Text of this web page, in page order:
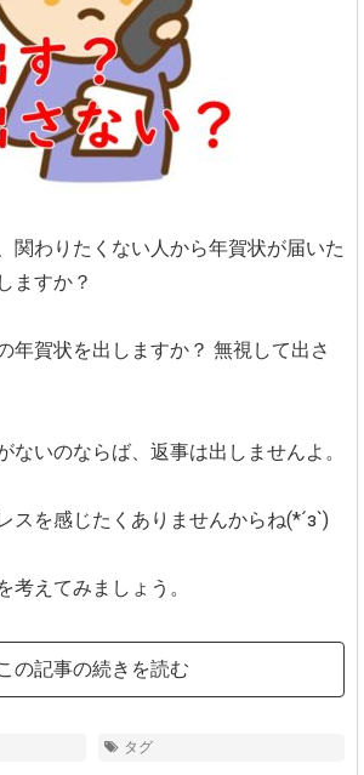
関わりたくない人から年賀状が届いた
ますか？
年賀状を出しますか？ 無視して出さ
ないのならば、返事は出しませんよ。
スを感じたくありませんからね(*´з`)
考えてみましょう。
の記事の続きを読む
タグ